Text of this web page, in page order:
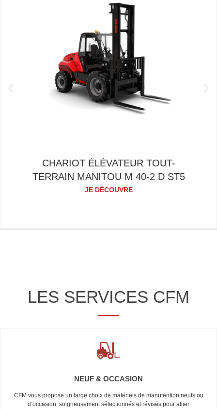
CHARIOT ÉLÉVATEUR TOUT-
TERRAIN MANITOU M 40-2 D ST5
JE DÉCOUVRE
LES SERVICES CFM
NEUF & OCCASION
CFM vous propose un large choix de matériels de manutention neufs ou
d’occasion, soigneusement sélectionnés et révisés pour allier